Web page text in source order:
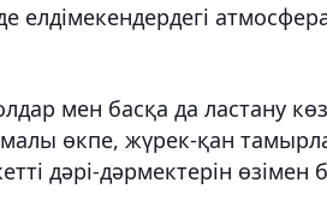
елдімекендердегі
мен басқа да ластану
өкпе, жүрек-қан
дәрі-дәрмектерін өзімен